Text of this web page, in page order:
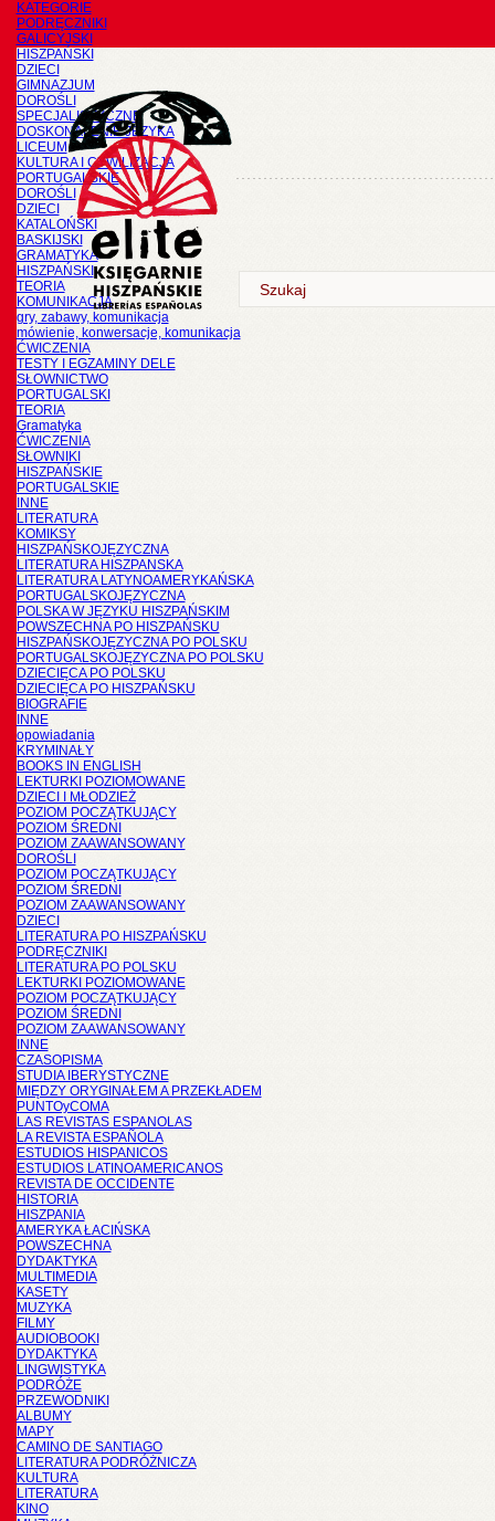
KATEGORIE
PODRĘCZNIKI
GALICYJSKI
HISZPAŃSKI
DZIECI
GIMNAZJUM
DOROŚLI
SPECJALISTYCZNE
DOSKONALENIE JĘZYKA
LICEUM
KULTURA I CYWILIZACJA
PORTUGALSKIE
DOROŚLI
DZIECI
KATALOŃSKI
BASKIJSKI
GRAMATYKA
HISZPAŃSKI
TEORIA
KOMUNIKACJA
gry, zabawy, komunikacja
mówienie, konwersacje, komunikacja
ĆWICZENIA
TESTY I EGZAMINY DELE
SŁOWNICTWO
PORTUGALSKI
TEORIA
Gramatyka
ĆWICZENIA
SŁOWNIKI
HISZPAŃSKIE
PORTUGALSKIE
INNE
LITERATURA
KOMIKSY
HISZPAŃSKOJĘZYCZNA
LITERATURA HISZPANSKA
LITERATURA LATYNOAMERYKAŃSKA
PORTUGALSKOJĘZYCZNA
POLSKA W JĘZYKU HISZPAŃSKIM
POWSZECHNA PO HISZPAŃSKU
HISZPAŃSKOJĘZYCZNA PO POLSKU
PORTUGALSKOJĘZYCZNA PO POLSKU
DZIECIĘCA PO POLSKU
DZIECIĘCA PO HISZPAŃSKU
BIOGRAFIE
INNE
opowiadania
KRYMINAŁY
BOOKS IN ENGLISH
LEKTURKI POZIOMOWANE
DZIECI I MŁODZIEŻ
POZIOM POCZĄTKUJĄCY
POZIOM ŚREDNI
POZIOM ZAAWANSOWANY
DOROŚLI
POZIOM POCZĄTKUJĄCY
POZIOM ŚREDNI
POZIOM ZAAWANSOWANY
DZIECI
LITERATURA PO HISZPAŃSKU
PODRĘCZNIKI
LITERATURA PO POLSKU
LEKTURKI POZIOMOWANE
POZIOM POCZĄTKUJĄCY
POZIOM ŚREDNI
POZIOM ZAAWANSOWANY
INNE
CZASOPISMA
STUDIA IBERYSTYCZNE
MIĘDZY ORYGINAŁEM A PRZEKŁADEM
PUNTOyCOMA
LAS REVISTAS ESPANOLAS
LA REVISTA ESPAÑOLA
ESTUDIOS HISPANICOS
ESTUDIOS LATINOAMERICANOS
REVISTA DE OCCIDENTE
HISTORIA
HISZPANIA
AMERYKA ŁACIŃSKA
POWSZECHNA
DYDAKTYKA
MULTIMEDIA
KASETY
MUZYKA
FILMY
AUDIOBOOKI
DYDAKTYKA
LINGWISTYKA
PODRÓŻE
PRZEWODNIKI
ALBUMY
MAPY
CAMINO DE SANTIAGO
LITERATURA PODRÓŻNICZA
KULTURA
LITERATURA
KINO